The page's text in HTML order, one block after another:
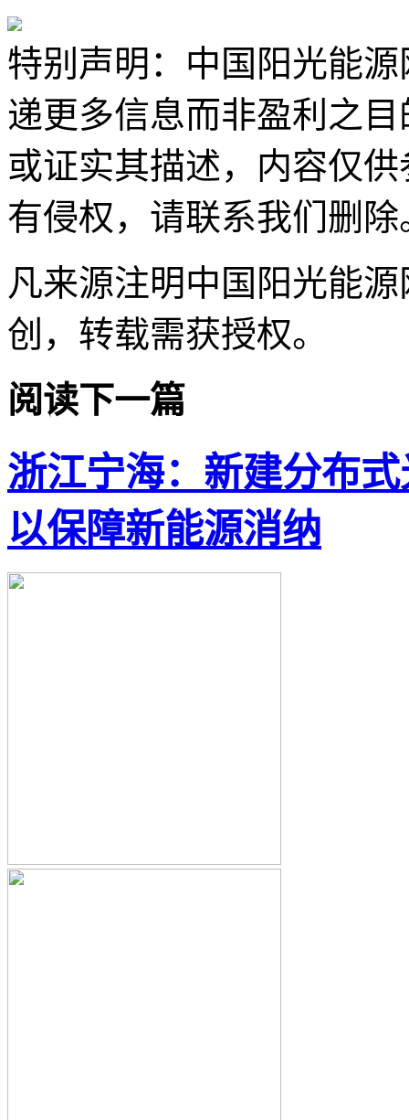
特别声明：中国阳光能
递更多信息而非盈利之
或证实其描述，内容仅
有侵权，请联系我们删除
凡来源注明中国阳光能
创，转载需获授权。
阅读下一篇
浙江宁海：新建分布
以保障新能源消纳